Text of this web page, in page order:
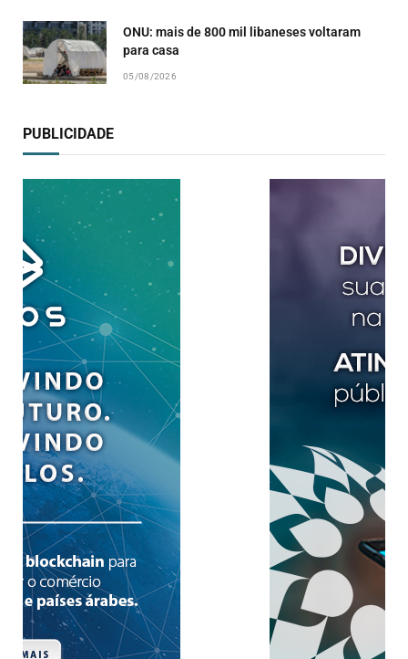
ONU: mais de 800 mil libaneses voltaram
para casa
05/08/2026
PUBLICIDADE